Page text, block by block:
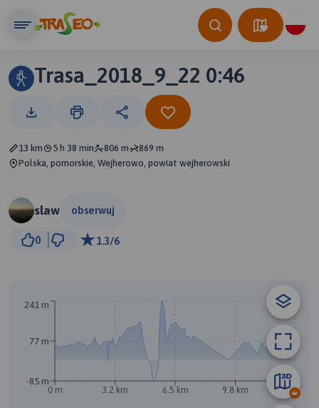
Trasa_2018_9_22 0:46
13 km 5 h 38 min 806 m
869 m
Polska, pomorskie, Wejherowo, powiat wejherowski
slaw obserwuj
0 1.3/6
A
0 m 3.2 km 6.5 km 9.8 km 13 km
-85 m
77 m
241 m